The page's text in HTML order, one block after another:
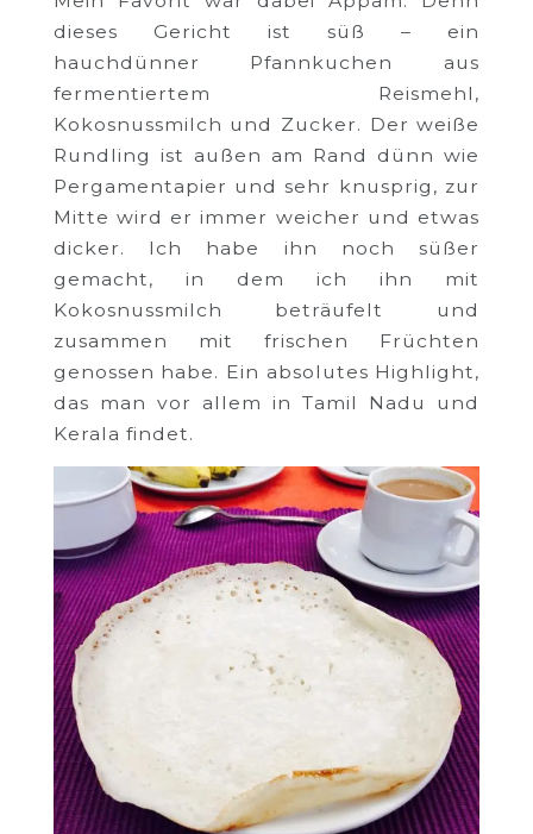
dieses Gericht ist süß – ein
hauchdünner Pfannkuchen aus
fermentiertem Reismehl,
Kokosnussmilch und Zucker. Der weiße
Rundling ist außen am Rand dünn wie
Pergamentapier und sehr knusprig, zur
Mitte wird er immer weicher und etwas
dicker. Ich habe ihn noch süßer
gemacht, in dem ich ihn mit
Kokosnussmilch beträufelt und
zusammen mit frischen Früchten
genossen habe. Ein absolutes Highlight,
das man vor allem in Tamil Nadu und
Kerala findet.